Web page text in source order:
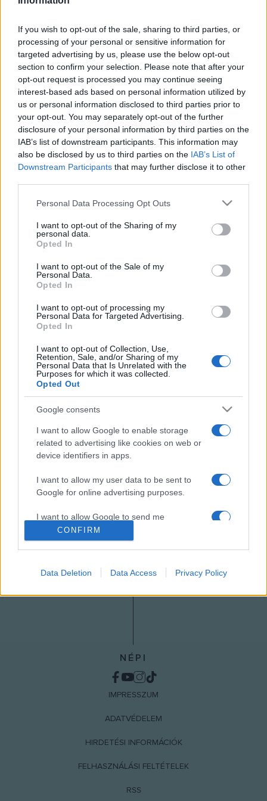
If you wish to opt-out of the sale, sharing to third parties, or
processing of your personal or sensitive information for
targeted advertising by us, please use the below opt-out
section to confirm your selection. Please note that after your
opt-out request is processed you may continue seeing
interest-based ads based on personal information utilized by
us or personal information disclosed to third parties prior to
your opt-out. You may separately opt-out of the further
disclosure of your personal information by third parties on the
IAB’s list of downstream participants. This information may
also be disclosed by us to third parties on the IAB’s List of
Downstream Participants that may further disclose it to other
Please note that this website/app uses one or more Google
not limited to your visit or usage behaviour. You may click to
grant or deny consent to Google and its third-party tags to
use your data for below specified purposes in below Google
consent section.
Personal Data Processing Opt Outs
I want to opt-out of the Sharing of my
personal data.
Opted In
I want to opt-out of the Sale of my
Personal Data.
Opted In
I want to opt-out of processing my
Personal Data for Targeted Advertising.
Opted In
I want to opt-out of Collection, Use,
Retention, Sale, and/or Sharing of my
Personal Data that Is Unrelated with the
Purposes for which it was collected.
Opted Out
Google consents
I want to allow Google to enable storage
related to advertising like cookies on web or
device identifiers in apps.
I want to allow my user data to be sent to
Google for online advertising purposes.
I want to allow Google to send me
personalized advertising.
related to analytics like cookies on web or
device identifiers in apps.
related to personalization.
I want to allow Google to enable storage
related to security, including authentication
CONFIRM
Data Deletion Data Access Privacy Policy
vetítésen behozhatja az összes lemaradását.
Amikor 1969. október 5-én a BBC bemutatta a Monty
Python Repülő Cirkuszának első részét, a televíziós komédia
történetének egyik legfényesebb fejezete kezdődött el. A
következő öt évben 45 epizódot készítő Python csoport
sikerének titkát nem nehéz megfejteni: felszabadult
humoruk egyedülálló és utánozhatatlan.
világ bármely pontján élvezhető.
Magyarországra a kilencvenes évek közepén jutott el, és
azóta is kultikus tisztelet övezi, ennek kiváló bizonyítéka a
sorozat szövegkönyveinek megjelenése. A hatalmas
rajongótábor miatt mindenképpen nevezhetjük őket a
komédia Beatlesének.
De azokat a nézőket sem hagyja cserben a csatorna, akik a
megszokott hétvégi sorozataikat szeretnék látni. Az Alfa
holdbázis, a Tüskevár, a Bors, a Pirx kalandjai és a Kalauz a
szokott időben, illetve helyen jelentkezik a Filmmúzeum
televízióban.
MEGOSZTÁS
NÉPI
IMPRESSZUM
ADATVÉDELEM
HIRDETÉSI INFORMÁCIÓK
FELHASZNÁLÁSI FELTÉTELEK
RSS